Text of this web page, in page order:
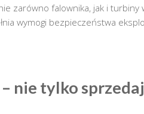
zarówno falownika, jak i
wymogi bezpieczeństwa
nie tylko